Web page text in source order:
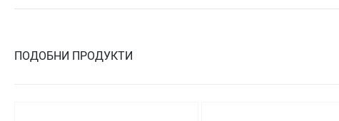
ПОДОБНИ ПРОДУКТИ